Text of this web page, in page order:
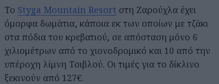
Το Styga Mountain Resort στη Ζαρούχλα έχει
όμορφα δωμάτια, κάποια εκ των οποίων με τζάκι
στα πόδια του κρεβατιού, σε απόσταση μόνο 6
χιλιομέτρων από το χιονοδρομικό και 10 από την
υπέροχη λίμνη Τσιβλού. Οι τιμές για το δίκλινο
ξεκινούν από 127€.